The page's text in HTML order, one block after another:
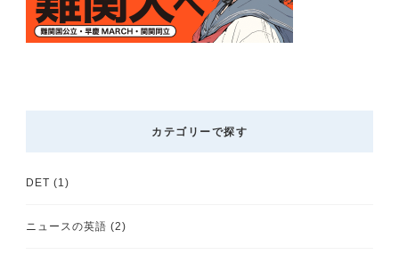
カテゴリーで探す
DET (1)
ニュースの英語 (2)